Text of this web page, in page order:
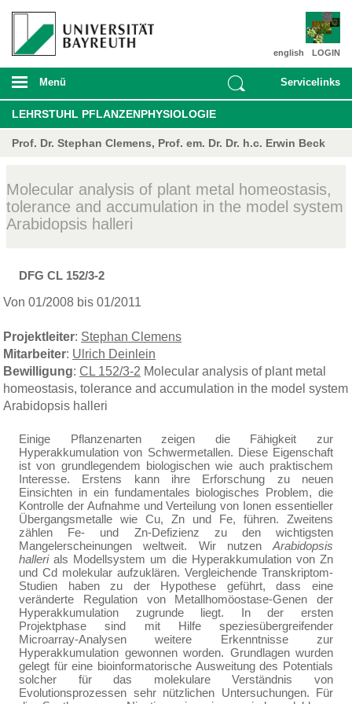
LOGIN
english
Menü Servicelinks
LEHRSTUHL PFLANZENPHYSIOLOGIE
Prof. Dr. Stephan Clemens, Prof. em. Dr. Dr. h.c. Erwin Beck
Molecular analysis of plant metal homeostasis,
tolerance and accumulation in the model system
Arabidopsis halleri
DFG CL 152/3-2
Von 01/2008 bis 01/2011
Projektleiter: Stephan Clemens
Mitarbeiter: Ulrich Deinlein
Bewilligung: CL 152/3-2 Molecular analysis of plant metal
homeostasis, tolerance and accumulation in the model system
Arabidopsis halleri
Einige Pflanzenarten zeigen die Fähigkeit zur
Hyperakkumulation von Schwermetallen. Diese Eigenschaft
ist von grundlegendem biologischen wie auch praktischem
Interesse. Erstens kann ihre Erforschung zu neuen
Einsichten in ein fundamentales biologisches Problem, die
Kontrolle der Aufnahme und Verteilung von Ionen essentieller
Übergangsmetalle wie Cu, Zn und Fe, führen. Zweitens
zählen Fe- und Zn-Defizienz zu den wichtigsten
Mangelerscheinungen weltweit. Wir nutzen Arabidopsis
hallerials Modellsystem um die Hyperakkumulation von Zn
und Cd molekular aufzuklären. Vergleichende Transkriptom-
Studien haben zu der Hypothese geführt, dass eine
veränderte Regulation von Metallhomöostase-Genen der
Hyperakkumulation zugrunde liegt. In der ersten
Projektphase sind mit Hilfe speziesübergreifender
Microarray-Analysen weitere Erkenntnisse zur
Hyperakkumulation gewonnen worden. Grundlagen wurden
gelegt für eine bioinformatorische Ausweitung des Potentials
solcher für das molekulare Verständnis von
Evolutionsprozessen sehr nützlichen Untersuchungen. Für